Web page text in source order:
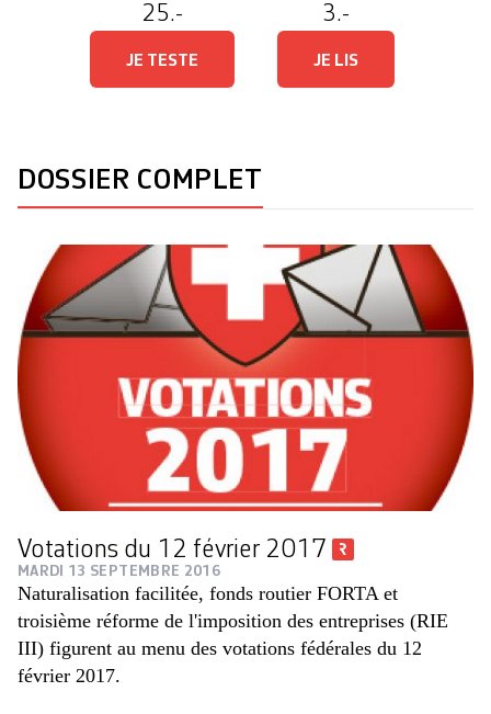
25.-
JE TESTE
3.-
JE LIS
DOSSIER COMPLET
Votations du 12 février 2017
MARDI 13 SEPTEMBRE 2016
Naturalisation facilitée, fonds routier FORTA et
troisième réforme de l'imposition des entreprises (RIE
III) figurent au menu des votations fédérales du 12
février 2017.